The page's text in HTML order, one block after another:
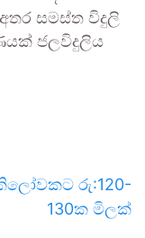
සමස්ත විදුලි
ජලවිදුලිය
රු:120-
130ක මිලක්